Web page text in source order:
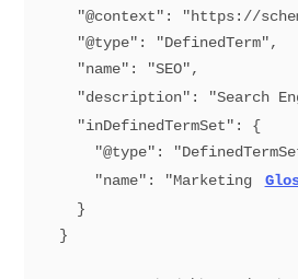
"@context" : "https://
"@type" : "DefinedTerm",
"name" : "SEO",
"description" :
"Search
"inDefinedTermSet" : {
"@type" :
"name" : "Marketing
  }
}